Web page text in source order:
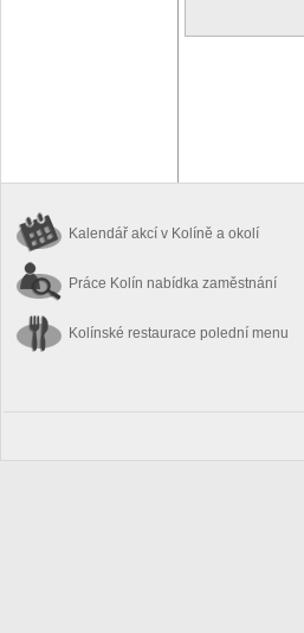
Kalendář akcí v Kolíně a okolí
Práce Kolín nabídka zaměstnání
Kolínské restaurace polední menu